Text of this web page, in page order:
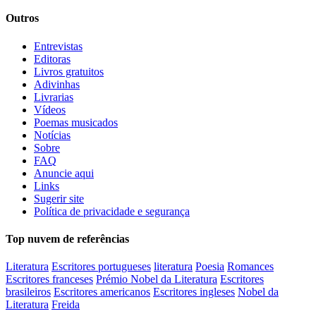
Outros
Entrevistas
Editoras
Livros gratuitos
Adivinhas
Livrarias
Vídeos
Poemas musicados
Notícias
Sobre
FAQ
Anuncie aqui
Links
Sugerir site
Política de privacidade e segurança
Top nuvem de referências
Literatura Escritores portugueses literatura Poesia Romances
Escritores franceses Prémio Nobel da Literatura Escritores
brasileiros Escritores americanos Escritores ingleses Nobel da
Literatura Freida